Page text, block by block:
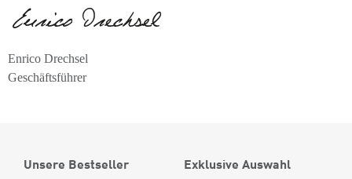
Enrico Drechsel
Geschäftsführer
Unsere Bestseller Exklusive Auswahl